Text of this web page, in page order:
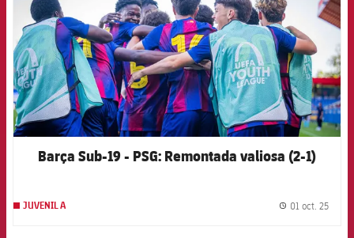
Barça Sub-19 - PSG: Remontada valiosa (2-1)
JUVENIL A 01 oct. 25